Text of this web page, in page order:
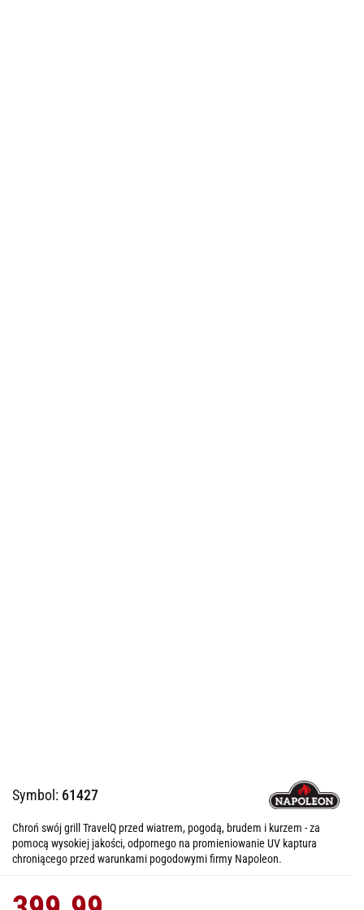
Symbol: 61427
Chroń swój grill TravelQ przed wiatrem, pogodą, brudem i kurzem - za
pomocą wysokiej jakości, odpornego na promieniowanie UV kaptura
chroniącego przed warunkami pogodowymi firmy Napoleon.